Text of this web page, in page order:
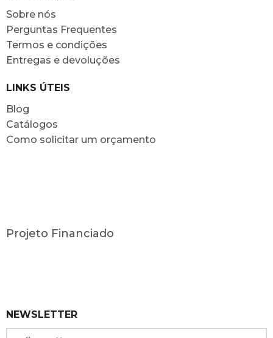
Sobre nós
Perguntas Frequentes
Termos e condições
Entregas e devoluções
LINKS ÚTEIS
Blog
Catálogos
Como solicitar um orçamento
Projeto Financiado
NEWSLETTER